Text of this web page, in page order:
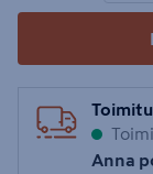
Anna